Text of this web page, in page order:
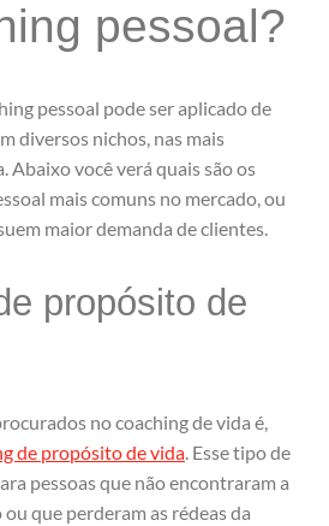
pessoal?
pessoal pode ser aplicado de
diversos nichos, nas mais
Abaixo você verá quais são os
mais comuns no mercado, ou
maior demanda de clientes.
propósito de
no coaching de vida é,
de propósito de vida. Esse tipo de
pessoas que não encontraram a
que perderam as rédeas da